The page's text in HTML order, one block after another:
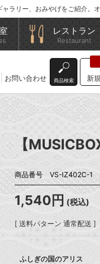
ラリー、おみやげをご紹介。
レストラン
Restaurant
お問い合わせ 商品検索 新
【
商品番号 VS-IZ402C-1
1,540円 (税込)
[ 送料パターン 通常配送 ]
ふしぎの国のアリス